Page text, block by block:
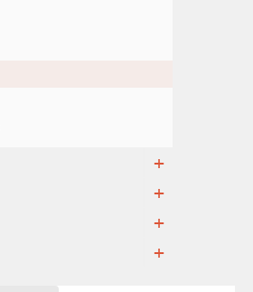
+
+
+
+